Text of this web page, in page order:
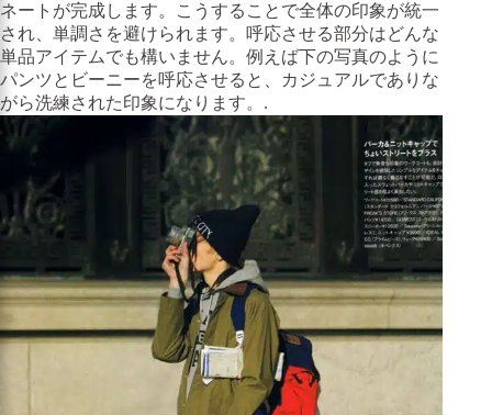
ネートが完成します。こうすることで全体の印象が統一
され、単調さを避けられます。呼応させる部分はどんな
単品アイテムでも構いません。例えば下の写真のように
パンツとビーニーを呼応させると、カジュアルでありな
がら洗練された印象になります。.